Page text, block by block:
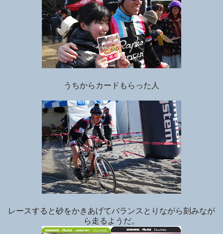
うちからカードもらった人
レースすると砂をかきあげてバランスとりながら刻みなが
ら走るようだ。